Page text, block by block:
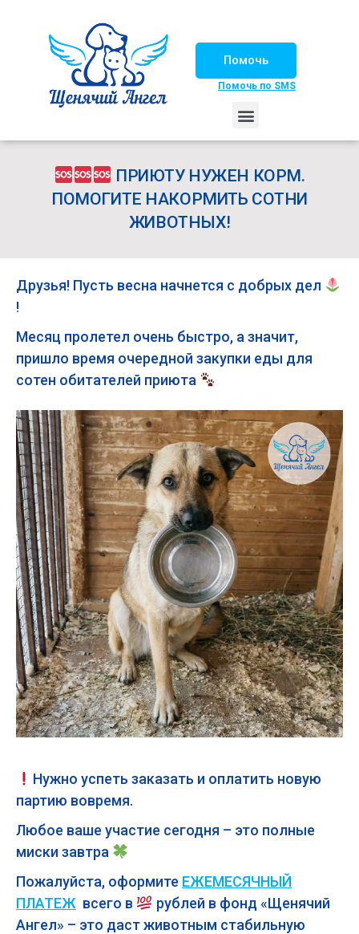
Помочь
Помочь по SMS
ПРИЮТУ НУЖЕН КОРМ.
ПОМОГИТЕ НАКОРМИТЬ СОТНИ
ЖИВОТНЫХ!
Друзья! Пусть весна начнется с добрых дел
!
Месяц пролетел очень быстро, а значит,
пришло время очередной закупки еды для
сотен обитателей приюта
Нужно успеть заказать и оплатить новую
партию вовремя.
Любое ваше участие сегодня – это полные
миски завтра
Пожалуйста, оформите ЕЖЕМЕСЯЧНЫЙ
ПЛАТЕЖ всего в
рублей в фонд «Щенячий
Ангел» – это даст животным стабильную